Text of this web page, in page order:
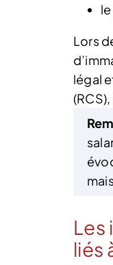
Lors
légal
Les
liés